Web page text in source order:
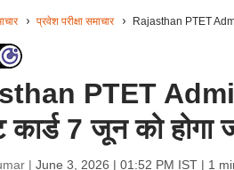
प्रवेश परीक्षा समाचार Rajasthan PTET
PTET
कार्ड 7 जून को होगा
| June 3, 2026 | 01:52 PM IST| 1